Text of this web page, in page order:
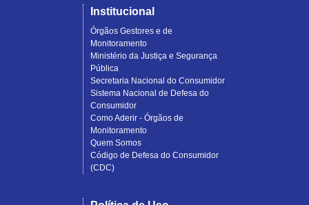
Institucional
Órgãos Gestores e de
Monitoramento
Ministério da Justiça e Segurança
Pública
Secretaria Nacional do Consumidor
Sistema Nacional de Defesa do
Consumidor
Como Aderir - Órgãos de
Monitoramento
Quem Somos
Código de Defesa do Consumidor
(CDC)